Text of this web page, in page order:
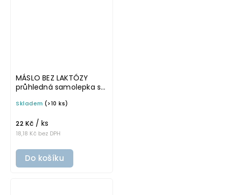
MÁSLO BEZ LAKTÓZY
průhledná samolepka s
písmo, rozměr 6 × 4 cm
do lednice
Skladem (>10 ks)
18,18 Kč bez DPH
22 Kč / ks
Do košíku